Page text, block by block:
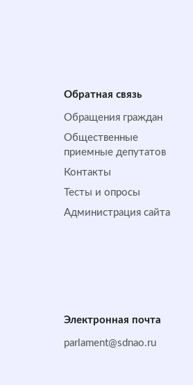
Обратная cвязь
Обращения граждан
Общественные
приемные депутатов
Контакты
Тесты и опросы
Администрация сайта
Электронная почта
parlament@sdnao.ru